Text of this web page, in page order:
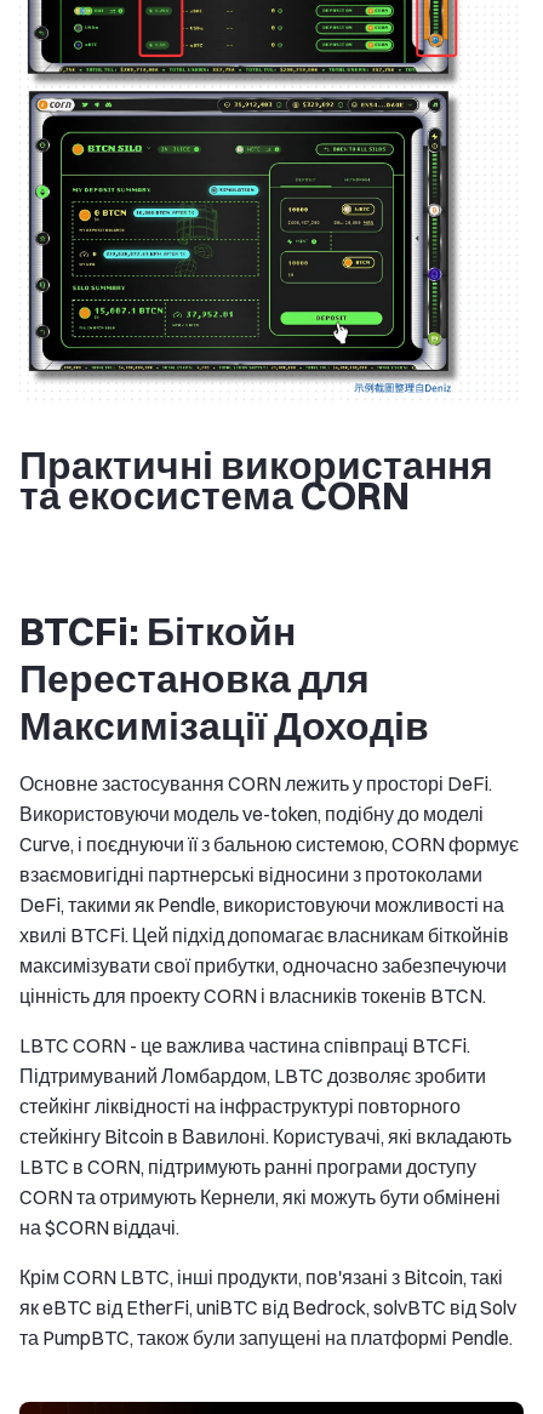
Практичні використання
та екосистема CORN
BTCFi: Біткойн
Перестановка для
Максимізації Доходів
Основне застосування CORN лежить у просторі DeFi.
Використовуючи модель ve-token, подібну до моделі
Curve, і поєднуючи її з бальною системою, CORN формує
взаємовигідні партнерські відносини з протоколами
DeFi, такими як Pendle, використовуючи можливості на
хвилі BTCFi. Цей підхід допомагає власникам біткойнів
максимізувати свої прибутки, одночасно забезпечуючи
цінність для проекту CORN і власників токенів BTCN.
LBTC CORN - це важлива частина співпраці BTCFi.
Підтримуваний Ломбардом, LBTC дозволяє зробити
стейкінг ліквідності на інфраструктурі повторного
стейкінгу Bitcoin в Вавилоні. Користувачі, які вкладають
LBTC в CORN, підтримують ранні програми доступу
CORN та отримують Кернели, які можуть бути обмінені
на $CORN віддачі.
Крім CORN LBTC, інші продукти, пов'язані з Bitcoin, такі
як eBTC від EtherFi, uniBTC від Bedrock, solvBTC від Solv
та PumpBTC, також були запущені на платформі Pendle.